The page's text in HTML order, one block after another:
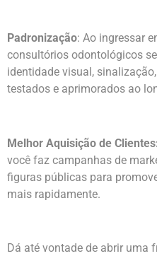
Padronização: Ao ingressar
consultórios odontológicos
identidade visual,
testados e aprimorados ao
Melhor Aquisição de
você faz campanhas de
figuras públicas para
mais rapidamente.
Dá até vontade de abrir uma